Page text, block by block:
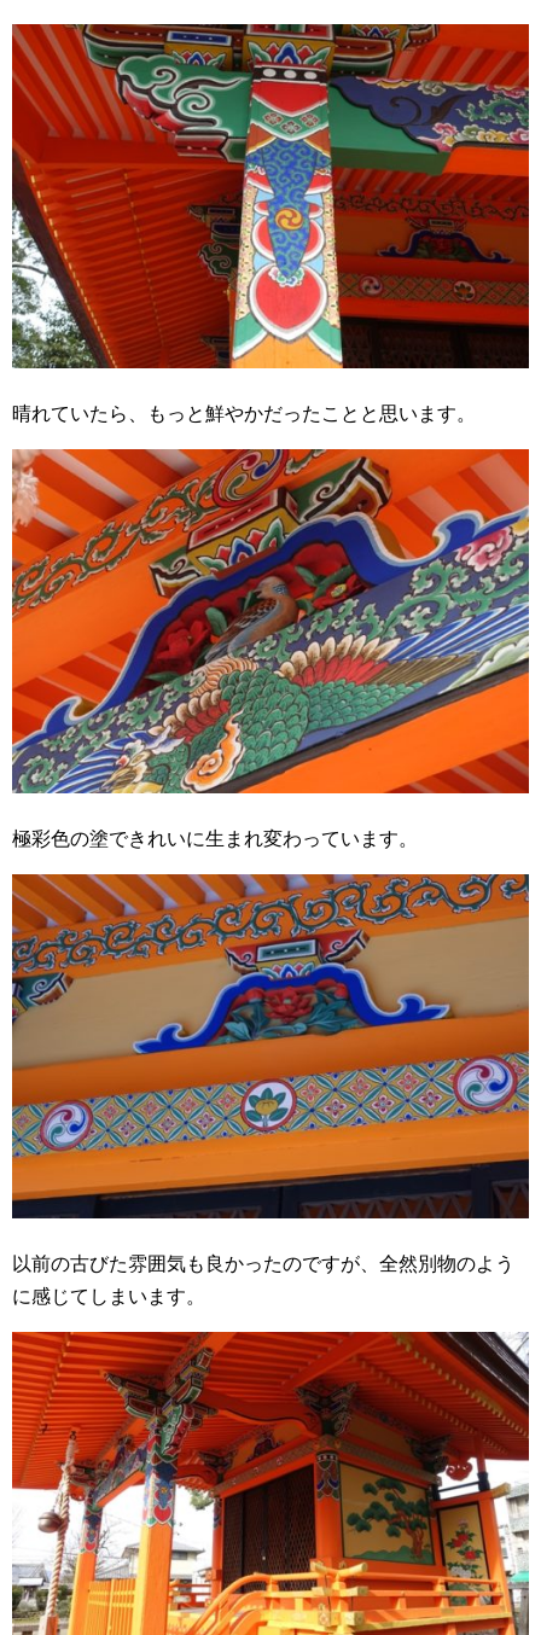
晴れていたら、もっと鮮やかだったことと思います。
極彩色の塗できれいに生まれ変わっています。
以前の古びた雰囲気も良かったのですが、全然別物のよう
に感じてしまいます。